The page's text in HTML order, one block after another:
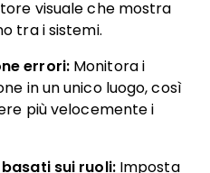
visuale che mostra
tra i sistemi.
errori:Monitora i
in un unico luogo, così
più velocemente i
sui ruoli:Imposta